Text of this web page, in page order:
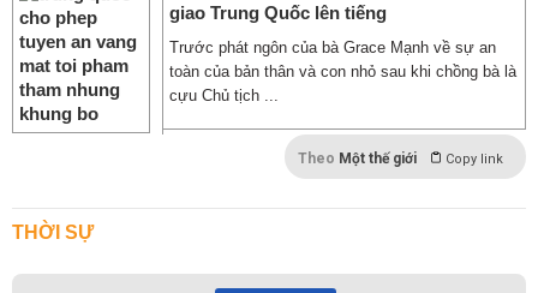
giao Trung Quốc lên tiếng
Trước phát ngôn của bà Grace Mạnh về sự an
toàn của bản thân và con nhỏ sau khi chồng bà là
cựu Chủ tịch ...
Theo Một thế giới Copy link
THỜI SỰ